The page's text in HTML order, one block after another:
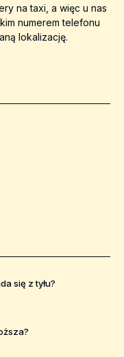
na taxi, a więc u nas
numerem telefonu
lokalizację.
się z tyłu?